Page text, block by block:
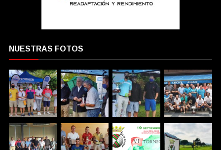
NUESTRAS FOTOS